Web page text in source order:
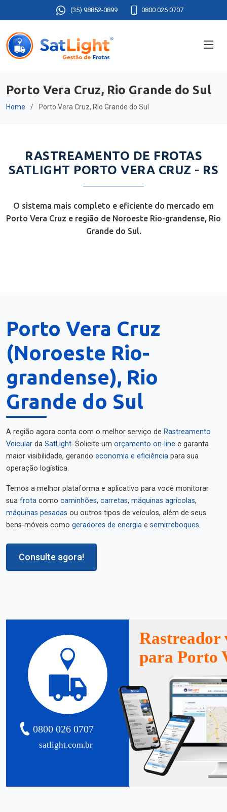
(35) 98852-0899 0800 026 0707
Porto Vera Cruz, Rio Grande do Sul
Home Porto Vera Cruz, Rio Grande do Sul
RASTREAMENTO DE FROTAS
SATLIGHT PORTO VERA CRUZ - RS
O sistema mais completo e eficiente do mercado em
Porto Vera Cruz e região de Noroeste Rio-grandense, Rio
Grande do Sul.
Porto Vera Cruz
(Noroeste Rio-
grandense), Rio
Grande do Sul
A região agora conta com o melhor serviço de Rastreamento
Veicular da SatLight. Solicite um orçamento on-line e garanta
maior visibilidade, gerando economia e eficiência para sua
operação logística.
Temos a melhor plataforma e aplicativo para você monitorar
sua frota como caminhões, carretas, máquinas agrícolas,
máquinas pesadas ou outros tipos de veículos, além de seus
bens-móveis como geradores de energia e semirreboques.
Consulte agora!
satlight.com.br
0800 026 0707
Rastreador
para Porto